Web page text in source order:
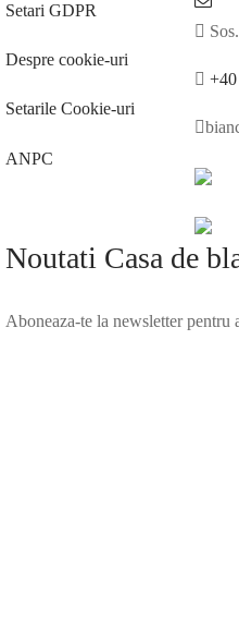
Setari GDPR
Despre cookie-uri
Setarile Cookie-uri
ANPC
Noutati Casa de
Aboneaza-te la newsletter pentru